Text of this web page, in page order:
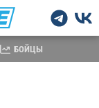
БОЙЦЫ